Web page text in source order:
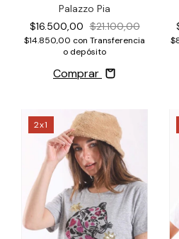
Palazzo Pia
$16.500,00 $21.100,00
$14.850,00 con Transferencia
o depósito
Comprar
2x1